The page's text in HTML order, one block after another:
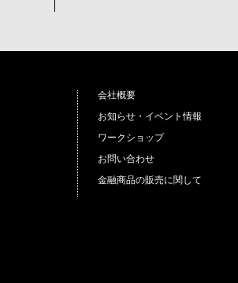
会社概要
お知らせ・イベント情報
ワークショップ
お問い合わせ
金融商品の販売に関して